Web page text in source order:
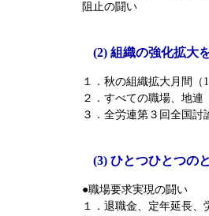
阻止の闘い
(2) 組織の強化拡大
１．秋の組織拡大月間（
２．すべての職場、地
３．全労連第３回全国討
(3) ひとつひとつの
●職場要求実現の闘い
１．退職金、定年延長